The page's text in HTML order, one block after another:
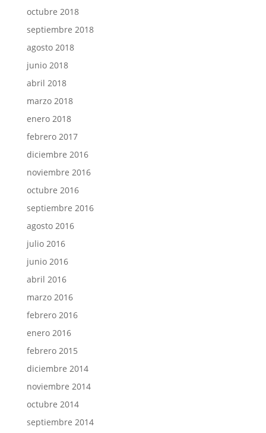
octubre 2018
septiembre 2018
agosto 2018
junio 2018
abril 2018
marzo 2018
enero 2018
febrero 2017
diciembre 2016
noviembre 2016
octubre 2016
septiembre 2016
agosto 2016
julio 2016
junio 2016
abril 2016
marzo 2016
febrero 2016
enero 2016
febrero 2015
diciembre 2014
noviembre 2014
octubre 2014
septiembre 2014